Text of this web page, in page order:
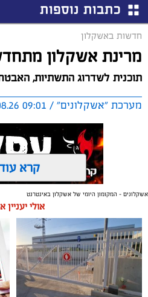
כתבות נוספות
חדשות באשקלון
מרינת אשקלון
תוכנית לשדרוג התשתיות,
מערכת "אשקלונים" / 09:01 04.08.26
תגים:אשקלון, מרינה
החברה הכלכלית הציגה לנציגי
תוכנית השקעה מקיפה הכוללת
מערך האבטחה, הקמת תחנת דלק
מנכ"ל החכ"ל: "כל שקל שנגבה
אליהם באמצעות שיפור המרינה
קרא
אשקלונים - המקומון היומי של אשקלון באינטרנט
אולי יעניין